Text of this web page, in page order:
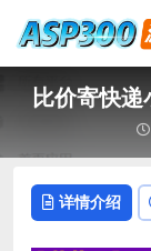
比价寄快
详情介绍